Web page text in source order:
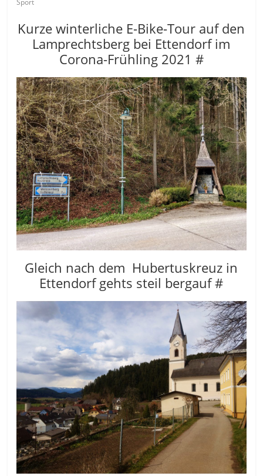
Sport
Kurze winterliche E-Bike-Tour auf den
Lamprechtsberg bei Ettendorf im
Corona-Frühling 2021 #
Gleich nach dem Hubertuskreuz in
Ettendorf gehts steil bergauf #